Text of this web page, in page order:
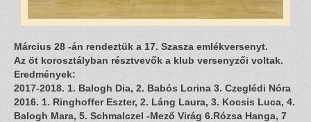
Március 28 -án rendeztük a 17. Szasza emlékversenyt.
Az öt korosztályban résztvevők a klub versenyzői voltak.
Eredmények:
2017-2018. 1. Balogh Dia, 2. Babós Lorina 3. Czeglédi Nóra
2016. 1. Ringhoffer Eszter, 2. Láng Laura, 3. Kocsis Luca, 4.
Balogh Mara, 5. Schmalczel -Mező Virág 6.Rózsa Hanga, 7